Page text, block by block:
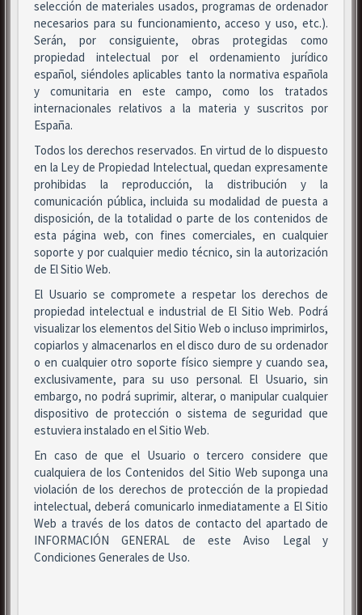
selección de materiales usados, programas de ordenador
necesarios para su funcionamiento, acceso y uso, etc.).
Serán, por consiguiente, obras protegidas como
propiedad intelectual por el ordenamiento jurídico
español, siéndoles aplicables tanto la normativa española
y comunitaria en este campo, como los tratados
internacionales relativos a la materia y suscritos por
España.
Todos los derechos reservados. En virtud de lo dispuesto
en la Ley de Propiedad Intelectual, quedan expresamente
prohibidas la reproducción, la distribución y la
comunicación pública, incluida su modalidad de puesta a
disposición, de la totalidad o parte de los contenidos de
esta página web, con fines comerciales, en cualquier
soporte y por cualquier medio técnico, sin la autorización
de El Sitio Web.
El Usuario se compromete a respetar los derechos de
propiedad intelectual e industrial de El Sitio Web. Podrá
visualizar los elementos del Sitio Web o incluso imprimirlos,
copiarlos y almacenarlos en el disco duro de su ordenador
o en cualquier otro soporte físico siempre y cuando sea,
exclusivamente, para su uso personal. El Usuario, sin
embargo, no podrá suprimir, alterar, o manipular cualquier
dispositivo de protección o sistema de seguridad que
estuviera instalado en el Sitio Web.
En caso de que el Usuario o tercero considere que
cualquiera de los Contenidos del Sitio Web suponga una
violación de los derechos de protección de la propiedad
intelectual, deberá comunicarlo inmediatamente a El Sitio
Web a través de los datos de contacto del apartado de
INFORMACIÓN GENERAL de este Aviso Legal y
Condiciones Generales de Uso.